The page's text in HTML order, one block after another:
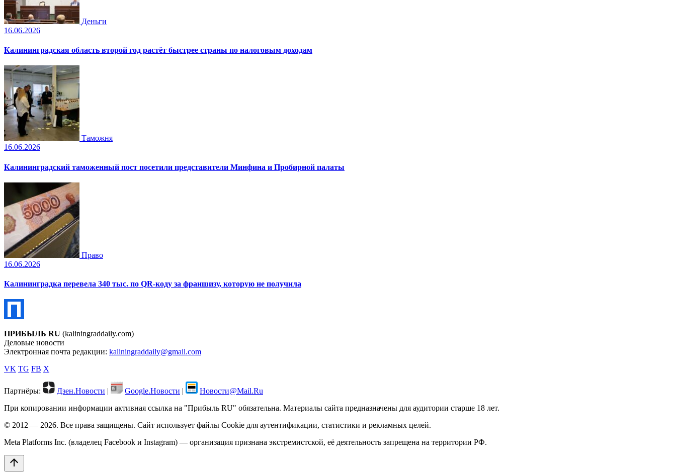
Деньги
16.06.2026
Калининградская область второй год растёт быстрее страны по налоговым доходам
Таможня
16.06.2026
Калининградский таможенный пост посетили представители Минфина и Пробирной палаты
Право
16.06.2026
Калининградка перевела 340 тыс. по QR-коду за франшизу, которую не получила
ПРИБЫЛЬ RU (kaliningraddaily.com)
Деловые новости
Электронная почта редакции: kaliningraddaily@gmail.com
VK TG FB X
Партнёры: Дзен.Новости | Google.Новости |
Новости@Mail.Ru
При копировании информации активная ссылка на "Прибыль RU" обязательна. Материалы сайта предназначены для аудитории старше 18 лет.
© 2012 — 2026. Все права защищены. Сайт использует файлы Cookie для аутентификации, статистики и рекламных целей.
Meta Platforms Inc. (владелец Facebook и Instagram) — организация признана экстремистской, её деятельность запрещена на территории РФ.
arrow_upward